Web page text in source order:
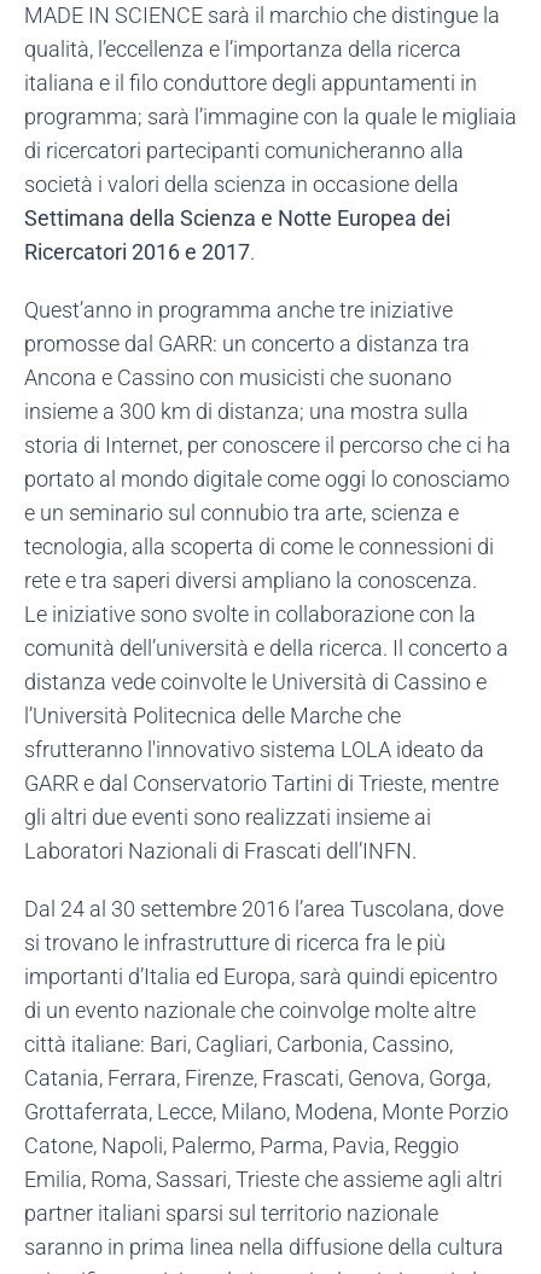
MADE IN SCIENCE sarà il marchio che distingue la
qualità, l’eccellenza e l’importanza della ricerca
italiana e il filo conduttore degli appuntamenti in
programma; sarà l’immagine con la quale le migliaia
di ricercatori partecipanti comunicheranno alla
società i valori della scienza in occasione della
Settimana della Scienza e Notte Europea dei
Ricercatori 2016 e 2017.
Quest’anno in programma anche tre iniziative
promosse dal GARR: un concerto a distanza tra
Ancona e Cassino con musicisti che suonano
insieme a 300 km di distanza; una mostra sulla
storia di Internet, per conoscere il percorso che ci ha
portato al mondo digitale come oggi lo conosciamo
e un seminario sul connubio tra arte, scienza e
tecnologia, alla scoperta di come le connessioni di
rete e tra saperi diversi ampliano la conoscenza.
Le iniziative sono svolte in collaborazione con la
comunità dell’università e della ricerca. Il concerto a
distanza vede coinvolte le Università di Cassino e
l’Università Politecnica delle Marche che
sfrutteranno l'innovativo sistema LOLA ideato da
GARR e dal Conservatorio Tartini di Trieste, mentre
gli altri due eventi sono realizzati insieme ai
Laboratori Nazionali di Frascati dell’INFN.
Dal 24 al 30 settembre 2016 l’area Tuscolana, dove
si trovano le infrastrutture di ricerca fra le più
importanti d’Italia ed Europa, sarà quindi epicentro
di un evento nazionale che coinvolge molte altre
città italiane: Bari, Cagliari, Carbonia, Cassino,
Catania, Ferrara, Firenze, Frascati, Genova, Gorga,
Grottaferrata, Lecce, Milano, Modena, Monte Porzio
Catone, Napoli, Palermo, Parma, Pavia, Reggio
Emilia, Roma, Sassari, Trieste che assieme agli altri
partner italiani sparsi sul territorio nazionale
saranno in prima linea nella diffusione della cultura